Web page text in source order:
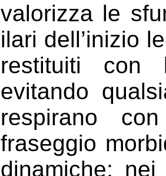
valorizza le
ilari dell’inizio
restituiti con
evitando
respirano
fraseggio
dinamiche;